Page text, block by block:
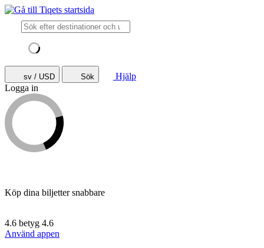
sv / USD Sök
Hjälp
Logga in
Köp dina biljetter snabbare
4.6 betyg 4.6
Använd appen